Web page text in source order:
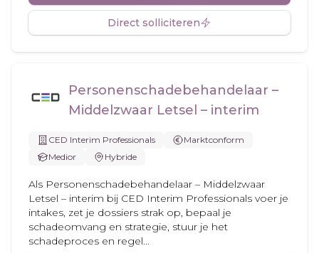
Direct solliciteren
Personenschadebehandelaar –
Middelzwaar Letsel – interim
CED Interim Professionals
Marktconform
Medior
Hybride
Als Personenschadebehandelaar – Middelzwaar
Letsel – interim bij CED Interim Professionals voer je
intakes, zet je dossiers strak op, bepaal je
schadeomvang en strategie, stuur je het
schadeproces en regel...